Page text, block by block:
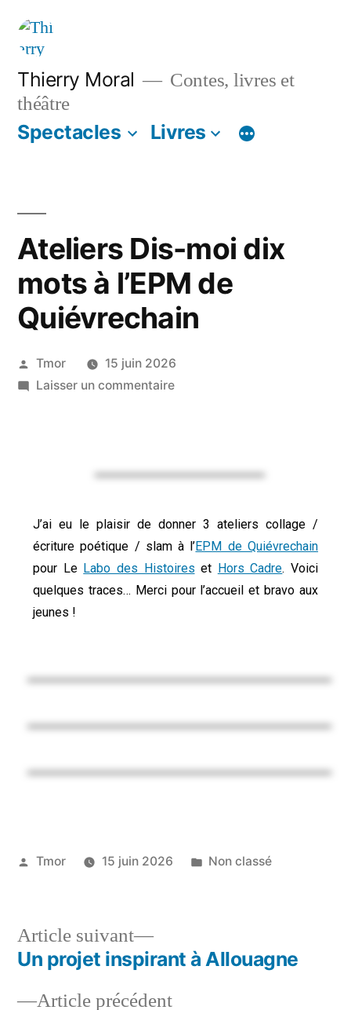
Thierry Moral
Contes, livres et
théâtre
Spectacles Livres
Ateliers Dis-moi dix
mots à l’EPM de
Quiévrechain
Tmor
15 juin 2026
Laisser un commentaire
J’ai eu le plaisir de donner 3 ateliers collage /
écriture poétique / slam à l’EPM de Quiévrechain
pour Le Labo des Histoires et Hors Cadre. Voici
quelques traces… Merci pour l’accueil et bravo aux
jeunes !
Tmor 15 juin 2026 Non classé
Article précédent
Article suivant
Un projet inspirant à Allouagne